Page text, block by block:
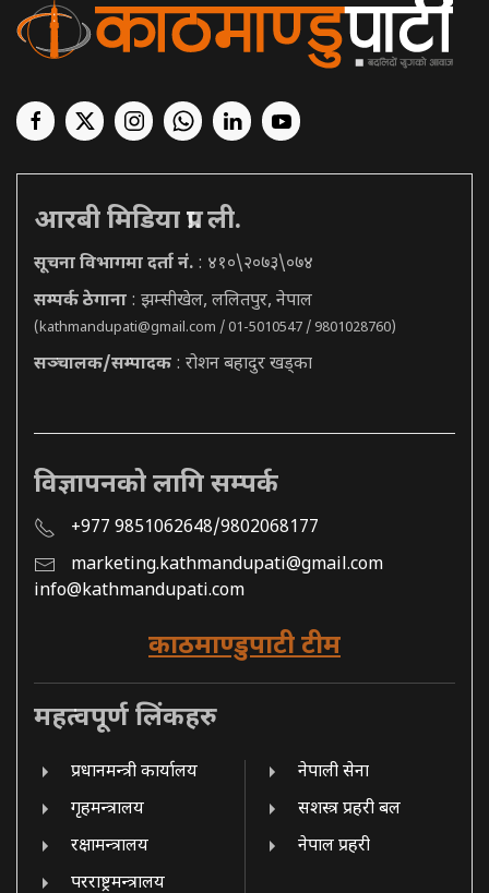
आरबी मिडिया प्रा. ली.
सूचना विभागमा दर्ता नं. : ४१०\२०७३\०७४
सम्पर्क ठेगाना : झम्सीखेल, ललितपुर, नेपाल
(kathmandupati@gmail.com / 01-5010547 / 9801028760)
सञ्चालक/सम्पादक : रोशन बहादुर खड्का
विज्ञापनको लागि सम्पर्क
+977 9851062648/9802068177
marketing.kathmandupati@gmail.com
info@kathmandupati.com
काठमाण्डुपाटी टीम
महत्वपूर्ण लिंकहरु
प्रधानमन्त्री कार्यालय
गृहमन्त्रालय
रक्षामन्त्रालय
परराष्ट्रमन्त्रालय
नेपाली सेना
सशस्त्र प्रहरी बल
नेपाल प्रहरी